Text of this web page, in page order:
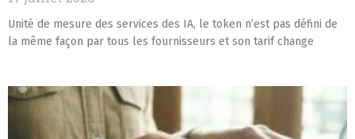
Unité de mesure des services des IA, le token n’est pas défini de
la même façon par tous les fournisseurs et son tarif change